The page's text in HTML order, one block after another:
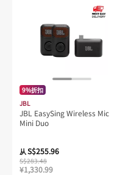
9%折扣
JBL
JBL EasySing Wireless Mic
Mini Duo
从S$255.96
S$283.48
¥1,330.99